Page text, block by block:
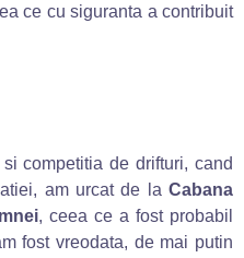
ce cu siguranta a contribuit
competitia de drifturi, cand
am urcat de la Cabana
, ceea ce a fost probabil
fost vreodata, de mai putin